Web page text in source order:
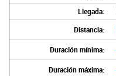
Llegada:
Distancia:
Duración mínima:
Duración máxima: